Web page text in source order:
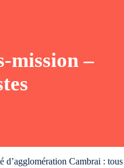
mission –
d’agglomération Cambrai : tous